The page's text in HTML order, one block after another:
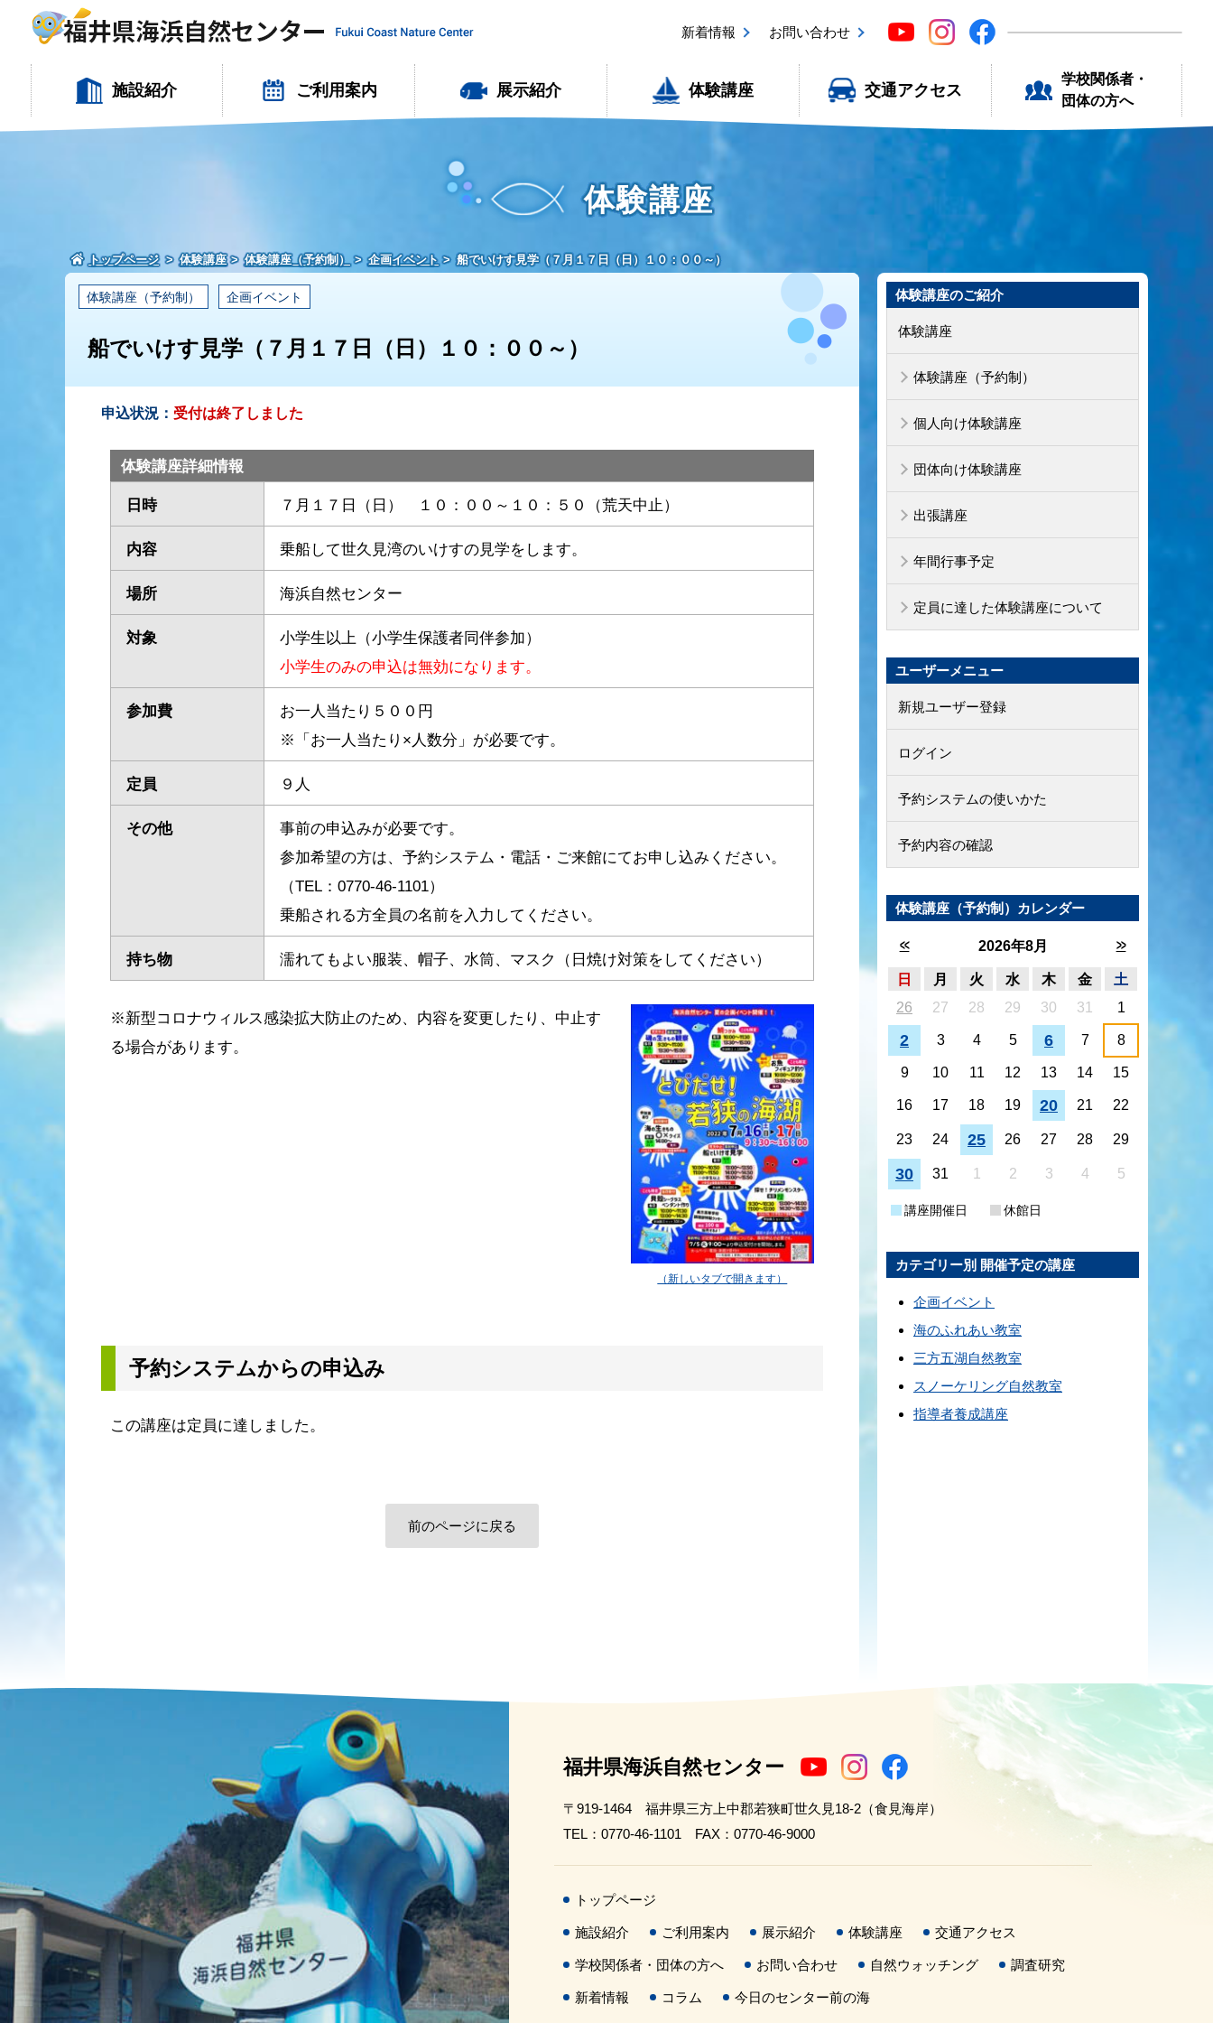
新着情報 お問い合わせ
施設紹介 ご利用案内 展示紹介 体験講座 交通アクセス
学校関係者・
団体の方へ
体験講座
トップページ 体験講座 体験講座（予約制） 企画イベント 船でいけす見学（７月１７日（日）１０：００～）
体験講座（予約制） 企画イベント
船でいけす見学（７月１７日（日）１０：００～）
申込状況： 受付は終了しました
体験講座詳細情報
日時 ７月１７日（日） １０：００～１０：５０（荒天中止）
内容 乗船して世久見湾のいけすの見学をします。
場所 海浜自然センター
対象
小学生以上（小学生保護者同伴参加）
小学生のみの申込は無効になります。
参加費
お一人当たり５００円
※「お一人当たり×人数分」が必要です。
定員 ９人
その他
事前の申込みが必要です。
参加希望の方は、予約システム・電話・ご来館にてお申し込みください。
（TEL：0770-46-1101）
乗船される方全員の名前を入力してください。
持ち物 濡れてもよい服装、帽子、水筒、マスク（日焼け対策をしてください）
※新型コロナウィルス感染拡大防止のため、内容を変更したり、中止す
る場合があります。
予約システムからの申込み
この講座は定員に達しました。
前のページに戻る
体験講座のご紹介
体験講座
体験講座（予約制）
個人向け体験講座
団体向け体験講座
出張講座
年間行事予定
定員に達した体験講座について
ユーザーメニュー
新規ユーザー登録
ログイン
予約システムの使いかた
予約内容の確認
体験講座（予約制）カレンダー
<< 2026年8月 >>
日 月 火 水 木 金
土
26
27 28 29 30 31 1
2 3 4 5 6 7 8
9 10 11 12 13 14 15
16 17 18 19 20 21 22
23 24 25 26 27 28 29
30 31 1 2 3 4 5
講座開催日 休館日
カテゴリー別 開催予定の講座
企画イベント
海のふれあい教室
三方五湖自然教室
スノーケリング自然教室
指導者養成講座
福井県海浜自然センター
〒919-1464 福井県三方上中郡若狭町世久見18-2（食見海岸）
TEL：0770-46-1101 FAX：0770-46-9000
トップページ
施設紹介 ご利用案内 展示紹介 体験講座 交通アクセス
学校関係者・団体の方へ お問い合わせ 自然ウォッチング 調査研究
新着情報 コラム 今日のセンター前の海